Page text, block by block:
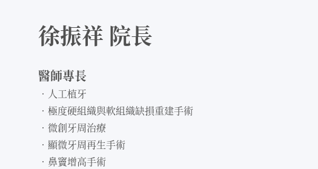
徐振祥 院長
醫師專長
．人工植牙
．極度硬組織與軟組織缺損重建手術
．微創牙周治療
．顯微牙周再生手術
．鼻竇增高手術